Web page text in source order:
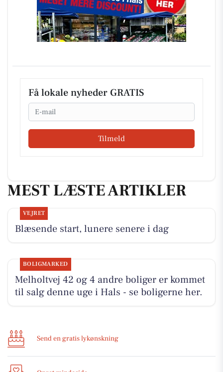
Få lokale nyheder GRATIS
Email
Tilmeld
MEST LÆSTE ARTIKLER
VEJRET
Blæsende start, lunere senere i dag
BOLIGMARKED
Melholtvej 42 og 4 andre boliger er kommet
til salg denne uge i Hals - se boligerne her.
Send en gratis lykønskning